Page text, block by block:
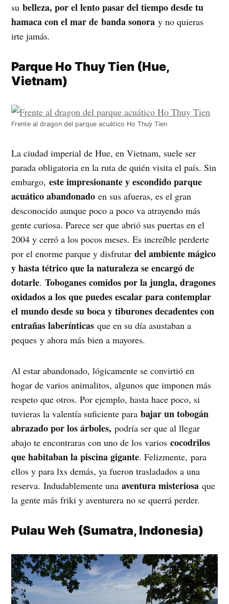
subelleza, por el lento pasar del tiempo desde tu
hamaca con el mar de banda sonora y no quieras
irte jamás.
Parque Ho Thuy Tien (Hue,
Vietnam)
Frente al dragon del parque acuático Ho Thuy Tien
La ciudad imperial de Hue, en Vietnam, suele ser
parada obligatoria en la ruta de quién visita el país. Sin
embargo,este impresionante y escondido parque
acuático abandonado en sus afueras, es el gran
desconocido aunque poco a poco va atrayendo más
gente curiosa. Parece ser que abrió sus puertas en el
2004 y cerró a los pocos meses. Es increíble perderte
por el enorme parque y disfrutar del ambiente mágico
y hasta tétrico que la naturaleza se encargó de
dotarle.Toboganes comidos por la jungla, dragones
oxidados a los que puedes escalar para contemplar
el mundo desde su boca y tiburones decadentes con
entrañas laberínticas que en su día asustaban a
peques y ahora más bien a mayores.
Al estar abandonado, lógicamente se convirtió en
hogar de varios animalitos, algunos que imponen más
respeto que otros. Por ejemplo, hasta hace poco, si
tuvieras la valentía suficiente parabajar un tobogán
abrazado por los árboles, podría ser que al llegar
abajo te encontraras con uno de los varioscocodrilos
que habitaban la piscina gigante. Felizmente, para
ellos y para lxs demás, ya fueron trasladados a una
reserva. Indudablemente unaaventura misteriosa que
la gente más friki y aventurera no se querrá perder.
Pulau Weh (Sumatra, Indonesia)